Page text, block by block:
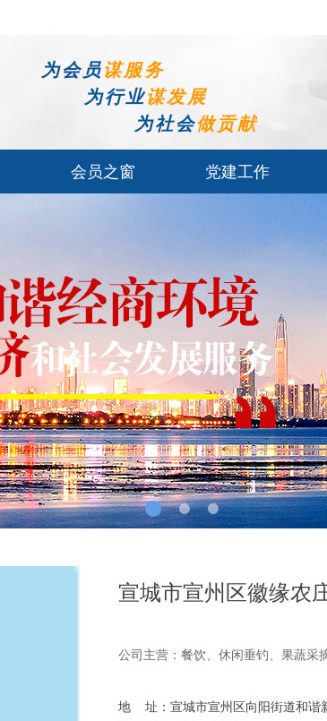
为会员谋服务
为行业谋发展
为社会做贡献
会员之窗 党建工作
宣城市宣州区徽缘农
地 址：宣城市宣州区向阳街道和谐
公司主营：餐饮、休闲垂钓、果蔬采